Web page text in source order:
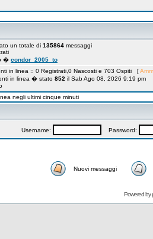
un totale di 135864 messaggi
� condor_2005_to
in linea :: 0 Registrati,0 Nascosti e 703 Ospiti [
in linea � stato 852 il Sab Ago 08, 2026 9:19 pm
negli ultimi cinque minuti
Username: Password:
Nuovi messaggi
Powered by